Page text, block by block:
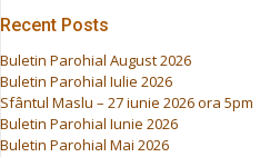
Recent Posts
Buletin Parohial August 2026
Buletin Parohial Iulie 2026
Sfântul Maslu – 27 iunie 2026 ora 5pm
Buletin Parohial Iunie 2026
Buletin Parohial Mai 2026